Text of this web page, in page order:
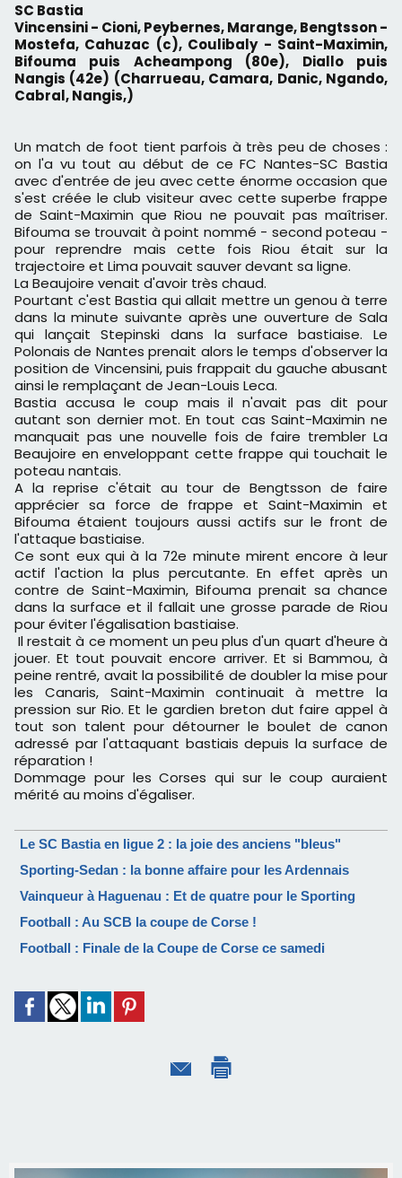
SC Bastia
Vincensini - Cioni, Peybernes, Marange, Bengtsson -
Mostefa, Cahuzac (c), Coulibaly - Saint-Maximin,
Bifouma puis Acheampong (80e), Diallo puis
Nangis (42e) (Charrueau, Camara, Danic, Ngando,
Cabral, Nangis,)
Un match de foot tient parfois à très peu de choses :
on l'a vu tout au début de ce FC Nantes-SC Bastia
avec d'entrée de jeu avec cette énorme occasion que
s'est créée le club visiteur avec cette superbe frappe
de Saint-Maximin que Riou ne pouvait pas maîtriser.
Bifouma se trouvait à point nommé - second poteau -
pour reprendre mais cette fois Riou était sur la
trajectoire et Lima pouvait sauver devant sa ligne.
La Beaujoire venait d'avoir très chaud.
Pourtant c'est Bastia qui allait mettre un genou à terre
dans la minute suivante après une ouverture de Sala
qui lançait Stepinski dans la surface bastiaise. Le
Polonais de Nantes prenait alors le temps d'observer la
position de Vincensini, puis frappait du gauche abusant
ainsi le remplaçant de Jean-Louis Leca.
Bastia accusa le coup mais il n'avait pas dit pour
autant son dernier mot. En tout cas Saint-Maximin ne
manquait pas une nouvelle fois de faire trembler La
Beaujoire en enveloppant cette frappe qui touchait le
poteau nantais.
A la reprise c'était au tour de Bengtsson de faire
apprécier sa force de frappe et Saint-Maximin et
Bifouma étaient toujours aussi actifs sur le front de
l'attaque bastiaise.
Ce sont eux qui à la 72e minute mirent encore à leur
actif l'action la plus percutante. En effet après un
contre de Saint-Maximin, Bifouma prenait sa chance
dans la surface et il fallait une grosse parade de Riou
pour éviter l'égalisation bastiaise.
Il restait à ce moment un peu plus d'un quart d'heure à
jouer. Et tout pouvait encore arriver. Et si Bammou, à
peine rentré, avait la possibilité de doubler la mise pour
les Canaris, Saint-Maximin continuait à mettre la
pression sur Rio. Et le gardien breton dut faire appel à
tout son talent pour détourner le boulet de canon
adressé par l'attaquant bastiais depuis la surface de
réparation !
Dommage pour les Corses qui sur le coup auraient
mérité au moins d'égaliser.
Le SC Bastia en ligue 2 : la joie des anciens "bleus"
Sporting-Sedan : la bonne affaire pour les Ardennais
Vainqueur à Haguenau : Et de quatre pour le Sporting
Football : Au SCB la coupe de Corse !
Football : Finale de la Coupe de Corse ce samedi